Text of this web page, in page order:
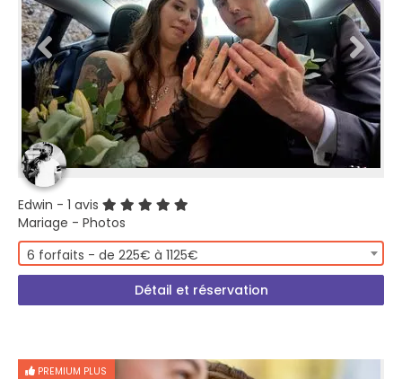
Edwin - 1 avis
Mariage - Photos
6 forfaits - de 225€ à 1125€
Détail et réservation
PREMIUM PLUS